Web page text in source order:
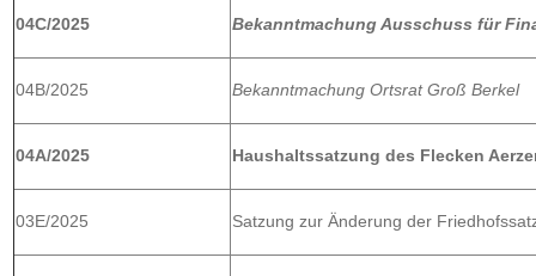
04C/2025 Bekanntmachung Ausschuss für
04B/2025 Bekanntmachung Ortsrat Groß Berkel
04A/2025 Haushaltssatzung des Flecken
03E/2025 Satzung zur Änderung der